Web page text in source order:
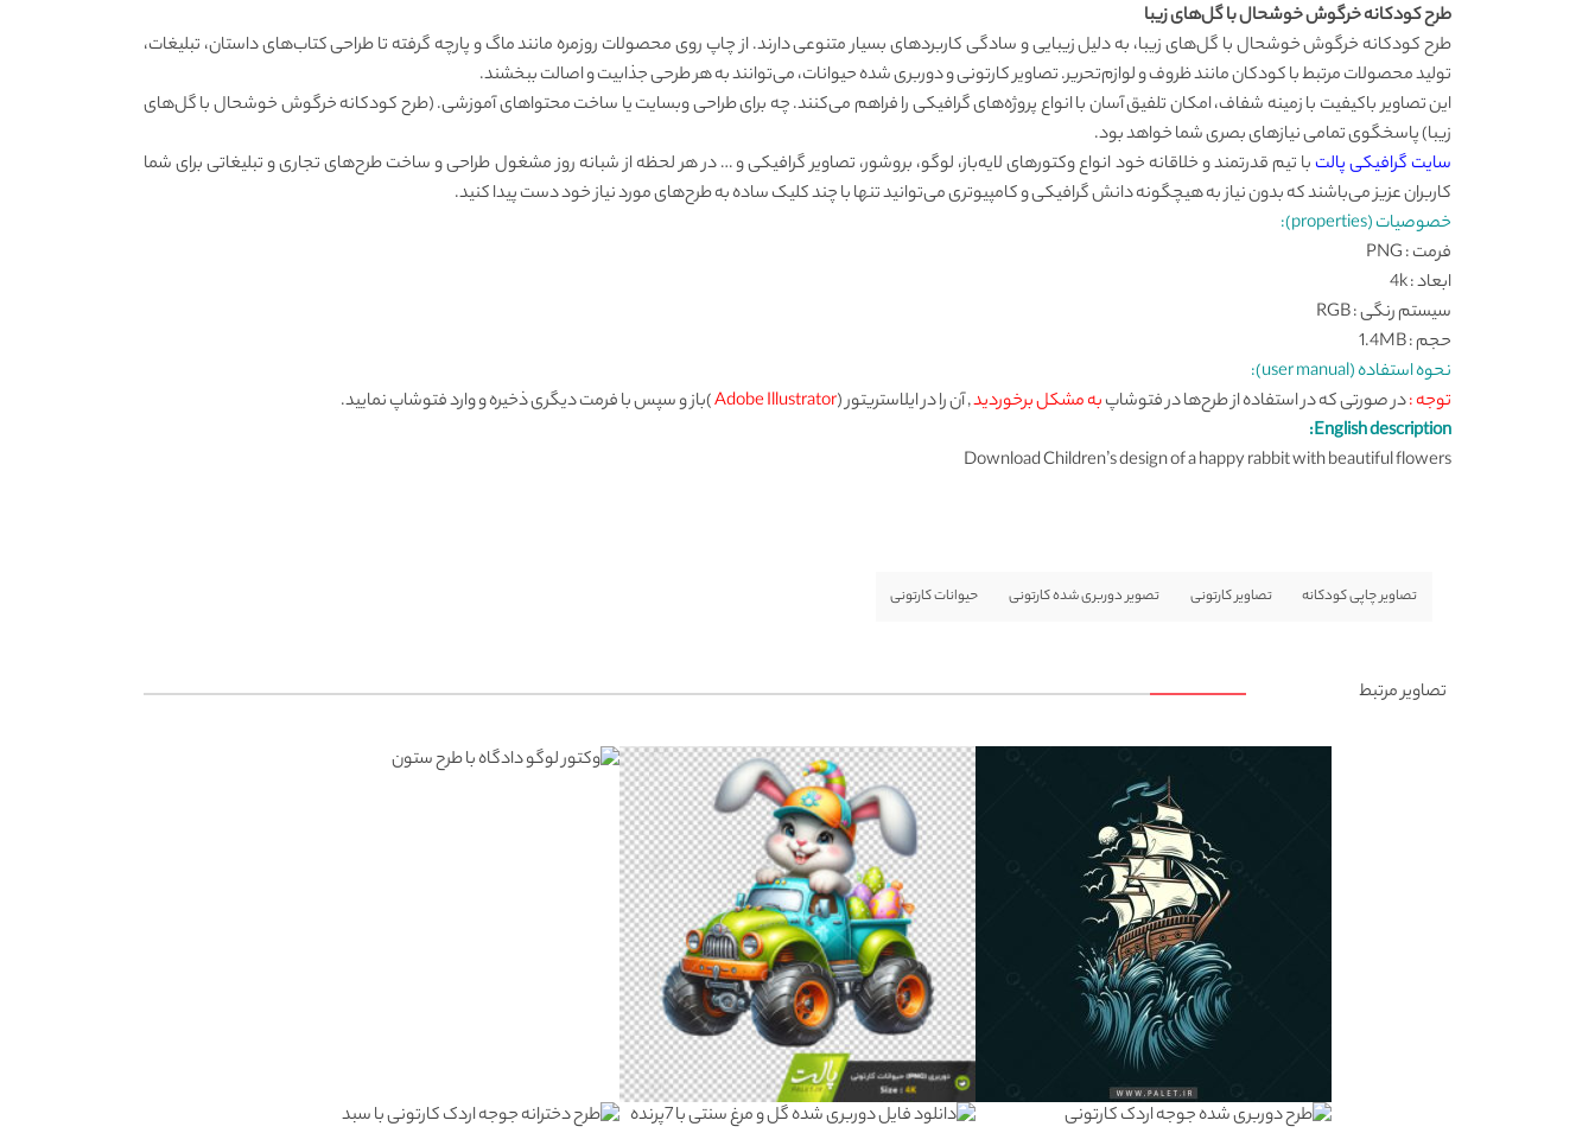
طرح کودکانه خرگوش خوشحال با گل‌های زیبا
طرح کودکانه خرگوش خوشحال با گل‌های زیبا، به دلیل زیبایی و سادگی کاربردهای بسیار متنوعی دارند. از چاپ روی محصولات روزمره مانند ماگ و پارچه گرفته تا طراحی کتاب‌های داستان، تبلیغات،
تولید محصولات مرتبط با کودکان مانند ظروف و لوازم‎‌تحریر. تصاویر کارتونی و دوربری شده حیوانات، می‌توانند به هر طرحی جذابیت و اصالت ببخشند.
این تصاویر باکیفیت با زمینه شفاف، امکان تلفیق آسان با انواع پروژه‌های گرافیکی را فراهم می‌کنند. چه برای طراحی وبسایت یا ساخت محتواهای آموزشی. (طرح کودکانه خرگوش خوشحال با گل‌های
زیبا) پاسخگوی تمامی نیازهای بصری شما خواهد بود.
سایت گرافیکی پالتبا تیم قدرتمند و خلاقانه خود انواع وکتورهای لایه‌باز، لوگو، بروشور، تصاویر گرافیکی و … در هر لحظه از شبانه روز مشغول طراحی و ساخت طرح‌های تجاری و تبلیغاتی برای شما
کاربران عزیز می‌باشند که بدون نیاز به هیچگونه دانش گرافیکی و کامپیوتری می‌توانید تنها با چند کلیک ساده به طرح‌های مورد نیاز خود دست پیدا کنید.
خصوصیات (properties):
فرمت : PNG
ابعاد : 4k
سیستم رنگی : RGB
حجم : 1.4MB
نحوه استفاده (user manual):
توجه :در صورتی که در استفاده از طرح‌ها در فتوشاپبه مشکل برخوردید, آن را در ایلاستریتور (Adobe Illustrator)باز و سپس با فرمت دیگری ذخیره و وارد فتوشاپ نمایید.
English description:
Download Children’s design of a happy rabbit with beautiful flowers
تصاویر چاپی کودکانه تصاویر کارتونی تصویر دوربری شده کارتونی حیوانات کارتونی
تصاویر مرتبط